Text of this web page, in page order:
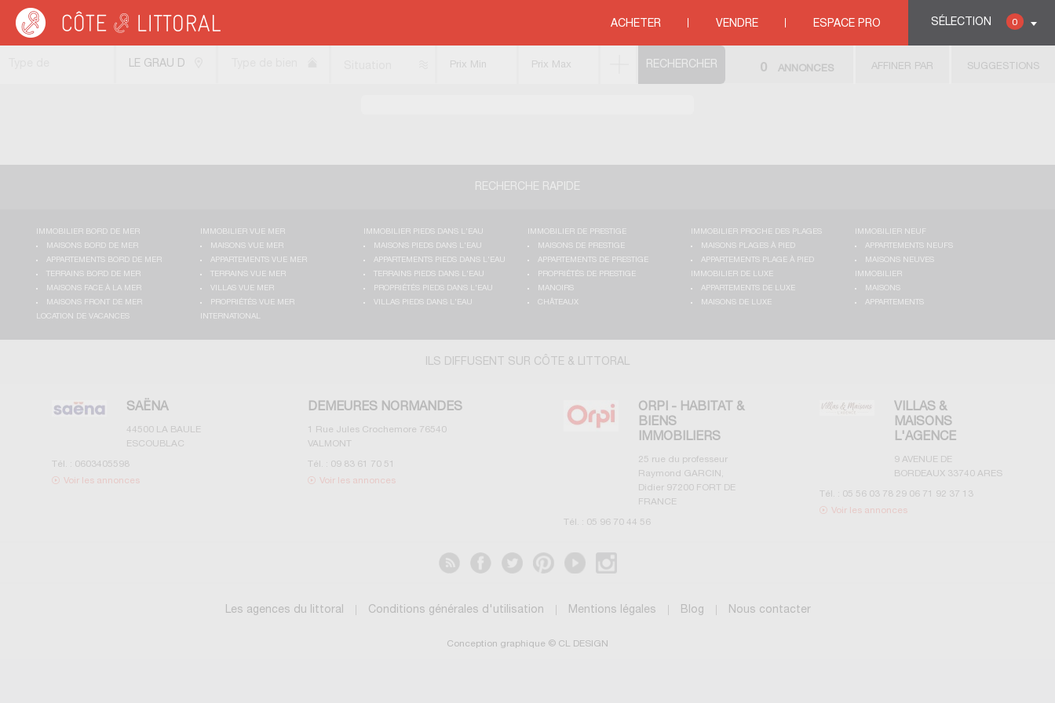
SÉLECTION 0
ACHETER VENDRE ESPACE PRO
Côte & Littoral > Immobilier bord de mer>Appartements bord de mer
LE GRAU D
AFFINER PAR SUGGESTIONS
0 ANNONCES
RECHERCHE RAPIDE
IMMOBILIER BORD DE MER
MAISONS BORD DE MER
APPARTEMENTS BORD DE MER
TERRAINS BORD DE MER
MAISONS FACE À LA MER
MAISONS FRONT DE MER
IMMOBILIER VUE MER
MAISONS VUE MER
APPARTEMENTS VUE MER
TERRAINS VUE MER
VILLAS VUE MER
PROPRIÉTÉS VUE MER
IMMOBILIER PIEDS DANS L'EAU
MAISONS PIEDS DANS L'EAU
APPARTEMENTS PIEDS DANS L'EAU
TERRAINS PIEDS DANS L'EAU
PROPRIÉTÉS PIEDS DANS L'EAU
VILLAS PIEDS DANS L'EAU
IMMOBILIER DE PRESTIGE
MAISONS DE PRESTIGE
APPARTEMENTS DE PRESTIGE
PROPRIÉTÉS DE PRESTIGE
MANOIRS
CHÂTEAUX
IMMOBILIER PROCHE DES PLAGES
MAISONS PLAGES À PIED
APPARTEMENTS PLAGE À PIED
IMMOBILIER NEUF
APPARTEMENTS NEUFS
MAISONS NEUVES
IMMOBILIER DE LUXE
APPARTEMENTS DE LUXE
MAISONS DE LUXE
IMMOBILIER
MAISONS
APPARTEMENTS
LOCATION DE VACANCES
INTERNATIONAL
ILS DIFFUSENT SUR CÔTE & LITTORAL
SAËNA
44500 LA BAULE
ESCOUBLAC
Tél. : 0603405598
Voir les annonces
DEMEURES NORMANDES
1 Rue Jules Crochemore 76540
VALMONT
Tél. : 09 83 61 70 51
Voir les annonces
ORPI - HABITAT &
BIENS
IMMOBILIERS
25 rue du professeur
Raymond GARCIN,
Didier 97200 FORT DE
FRANCE
Tél. : 05 96 70 44 56
VILLAS &
MAISONS
L'AGENCE
9 AVENUE DE
BORDEAUX 33740 ARES
Tél. : 05 56 03 78 29 06 71 92 37 13
Voir les annonces
Les agences du littoral Conditions générales d'utilisation Mentions légales Blog Nous contacter
Conception graphique © CL DESIGN